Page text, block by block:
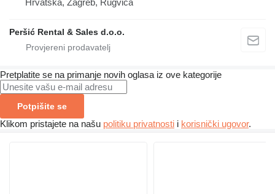
Peršić Rental & Sales d.o.o.
Pretplatite se na primanje novih oglasa iz ove kategorije
Potpišite se
Klikom pristajete na našu politiku privatnosti i korisnički ugovor.